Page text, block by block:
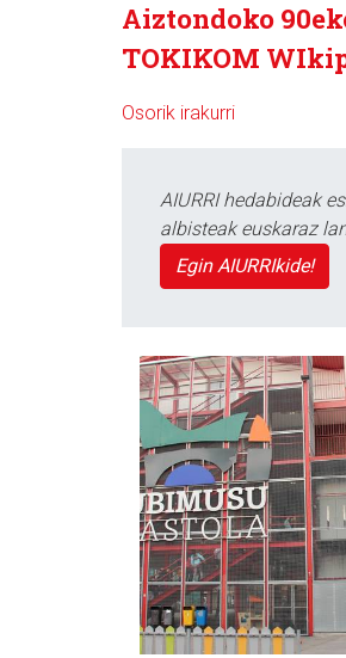
Aiztondoko
TOKIKOM
Osorik irakurri
AIURRI hedabideak
albisteak euskaraz
Egin AIURRIkide!